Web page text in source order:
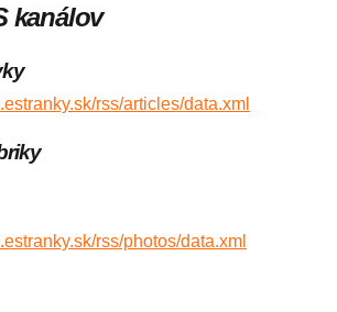
kanálov
rss/articles/data.xml
rss/photos/data.xml